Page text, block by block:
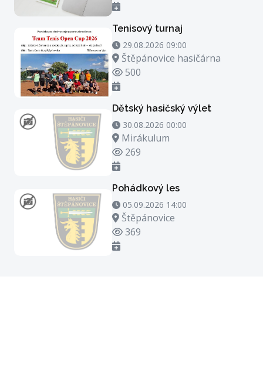
Tenisový turnaj
29.08.2026 09:00 - 29.08.2026 23:00
29.08.2026 09:00
Místo konání
Štěpánovice hasičárna
Počet zhlédnutí
500
Dětský hasičský výlet
30.08.2026 00:00 - 30.08.2026 21:00
30.08.2026 00:00
Místo konání
Mirákulum
Počet zhlédnutí
269
Pohádkový les
05.09.2026 14:00 - 05.09.2026 15:00
05.09.2026 14:00
Místo konání
Štěpánovice
Počet zhlédnutí
369